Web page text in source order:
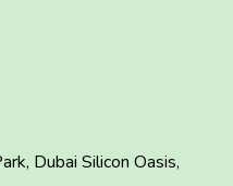
Dubai Silicon Oasis,